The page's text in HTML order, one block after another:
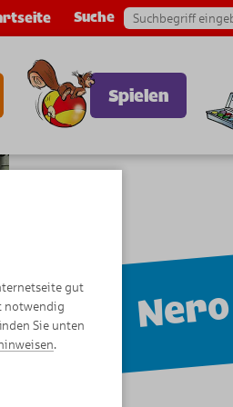
Suche
Spielen
Nero
gut
notwendig
Sie unten
.